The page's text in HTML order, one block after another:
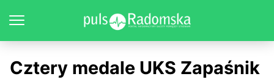
Cztery medale UKS Zapaśnik